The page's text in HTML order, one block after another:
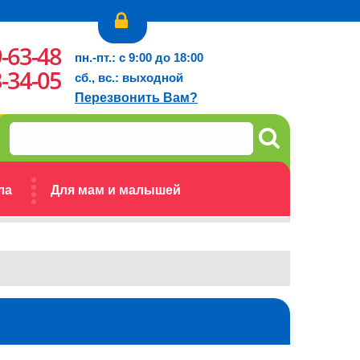
Для мам и малышей
63-48
34-05
пн.-пт.: с 9:00 до 18:00
сб., вс.: выходной
Перезвонить Вам?